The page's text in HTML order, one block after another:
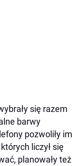
się razem
barwy
pozwoliły im
liczył się
planowały też